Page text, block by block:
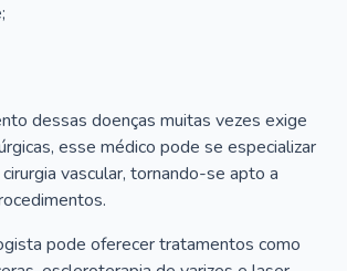
dessas doenças muitas vezes exige
esse médico pode se especializar
vascular, tornando-se apto a
pode oferecer tratamentos como